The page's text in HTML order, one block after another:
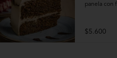
panela con
$5.600